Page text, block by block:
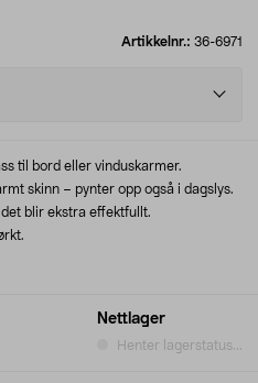
Artikkelnr.: 36-6971
Nettlager
Henter lagerstatus...
til bord eller vinduskarmer.
skinn – pynter opp også i dagslys.
blir ekstra effektfullt.